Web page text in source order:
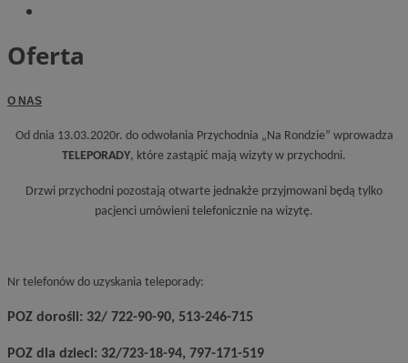
Oferta
O NAS
Od dnia 13.03.2020r. do odwołania Przychodnia „Na Rondzie” wprowadza
TELEPORADY, które zastąpić mają wizyty w przychodni.
Drzwi przychodni pozostają otwarte jednakże przyjmowani będą tylko
pacjenci umówieni telefonicznie na wizytę.
Nr telefonów do uzyskania teleporady:
POZ dorośli: 32/ 722-90-90, 513-246-715
POZ dla dzieci: 32/723-18-94, 797-171-519